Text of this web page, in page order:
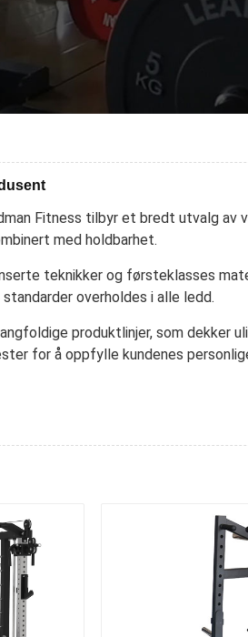
Fitness tilbyr et bredt utvalg av
med holdbarhet.
teknikker og førsteklasses
overholdes i alle ledd.
produktlinjer, som dekker
for å oppfylle kundenes